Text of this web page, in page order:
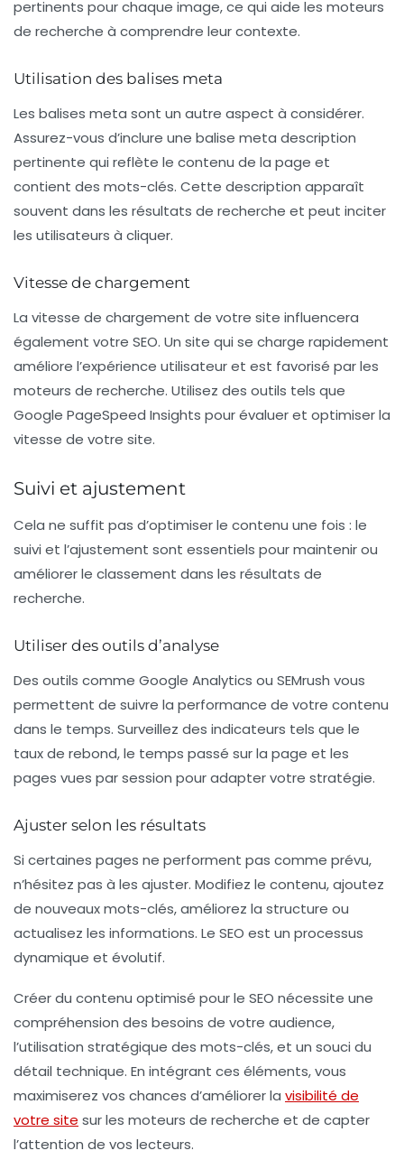
pertinents pour chaque image, ce qui aide les moteurs
de recherche à comprendre leur contexte.
Utilisation des balises meta
Les balises meta sont un autre aspect à considérer.
Assurez-vous d’inclure une balise meta description
pertinente qui reflète le contenu de la page et
contient des mots-clés. Cette description apparaît
souvent dans les résultats de recherche et peut inciter
les utilisateurs à cliquer.
Vitesse de chargement
La vitesse de chargement de votre site influencera
également votre SEO. Un site qui se charge rapidement
améliore l’expérience utilisateur et est favorisé par les
moteurs de recherche. Utilisez des outils tels que
Google PageSpeed Insights pour évaluer et optimiser la
vitesse de votre site.
Suivi et ajustement
Cela ne suffit pas d’optimiser le contenu une fois : le
suivi et l’ajustement sont essentiels pour maintenir ou
améliorer le classement dans les résultats de
recherche.
Utiliser des outils d’analyse
Des outils comme Google Analytics ou SEMrush vous
permettent de suivre la performance de votre contenu
dans le temps. Surveillez des indicateurs tels que le
taux de rebond, le temps passé sur la page et les
pages vues par session pour adapter votre stratégie.
Ajuster selon les résultats
Si certaines pages ne performent pas comme prévu,
n’hésitez pas à les ajuster. Modifiez le contenu, ajoutez
de nouveaux mots-clés, améliorez la structure ou
actualisez les informations. Le SEO est un processus
dynamique et évolutif.
Créer du contenu optimisé pour le SEO nécessite une
compréhension des besoins de votre audience,
l’utilisation stratégique des mots-clés, et un souci du
détail technique. En intégrant ces éléments, vous
maximiserez vos chances d’améliorer la visibilité de
votre site sur les moteurs de recherche et de capter
l’attention de vos lecteurs.